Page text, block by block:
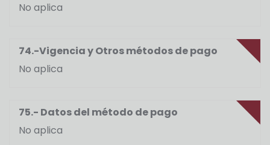
No aplica
74.-Vigencia y Otros métodos de pago
No aplica
75.- Datos del método de pago
No aplica